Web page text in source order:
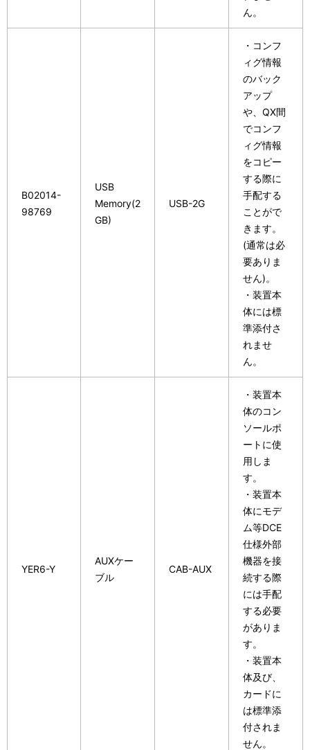
ん。
B02014-
98769
USB
Memory(2
GB)
USB-2G
・コンフ
ィグ情報
のバック
アップ
や、QX間
でコンフ
ィグ情報
をコピー
する際に
手配する
ことがで
きます。
(通常は必
要ありま
せん)。
・装置本
体には標
準添付さ
れませ
ん。
YER6-Y
AUXケー
ブル
CAB-AUX
・装置本
体のコン
ソールポ
ートに使
用しま
す。
・装置本
体にモデ
ム等DCE
仕様外部
機器を接
続する際
には手配
する必要
がありま
す。
・装置本
体及び、
カードに
は標準添
付されま
せん。